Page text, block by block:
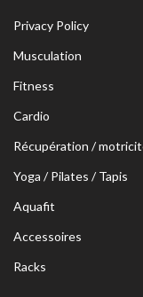
Privacy Policy
Musculation
Fitness
Cardio
Récupération /
Yoga / Pilates / Tapis
Aquafit
Accessoires
Racks